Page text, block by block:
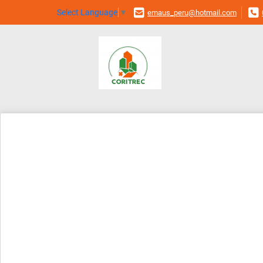
Select Language ▼ emaus_peru@hotmail.com